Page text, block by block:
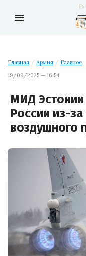
menu
Главная / Армия / Главное
19/09/2025 — 16:54
МИД Эстонии
России из-
воздушного